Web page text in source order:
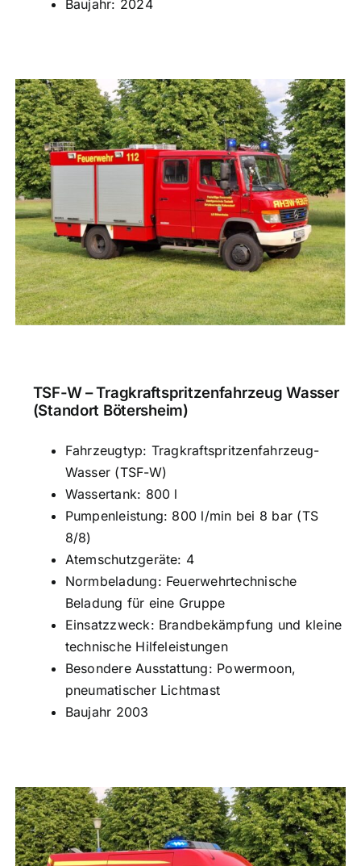
Baujahr: 2024
TSF-W – Tragkraftspritzenfahrzeug Wasser
(Standort Bötersheim)
Fahrzeugtyp: Tragkraftspritzenfahrzeug-
Wasser (TSF-W)
Wassertank: 800 l
Pumpenleistung: 800 l/min bei 8 bar (TS
8/8)
Atemschutzgeräte: 4
Normbeladung: Feuerwehrtechnische
Beladung für eine Gruppe
Einsatzzweck: Brandbekämpfung und kleine
technische Hilfeleistungen
Besondere Ausstattung: Powermoon,
pneumatischer Lichtmast
Baujahr 2003